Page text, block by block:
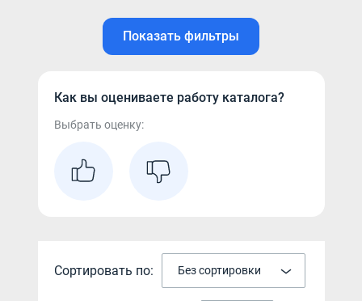
Показать фильтры
Как вы оцениваете работу каталога?
Выбрать оценку:
Сортировать по: Без сортировки